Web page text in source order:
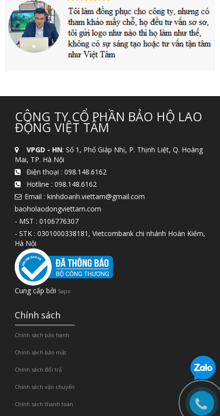
CÔNG TY CỔ PHẦN BẢO HỘ LAO
ĐỘNG VIỆT TÂM
VPGD - HN: Số 1, Phố Giáp Nhị, P. Thịnh Liệt, Q. Hoàng
Mai, TP. Hà Nội
Điện thoại : 098.148.6162
Hotline : 098.148.6162
Email : kinhdoanh.viettam@gmail.com
baoholaodongviettam.com
- MST : 0106776307
- STK : 0301000338181, Vietcombank chi nhánh Hoàn Kiếm,
Hà Nội
Cung cấp bởi Sapo
Chính sách
Chính sách bảo hành
Chính sách bảo mật
Chính sách đổi trả
Chính sách vận chuyển
Chính sách thanh toán